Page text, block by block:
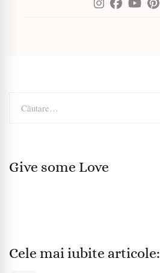
după:
Give some Love
Cele mai iubite articole: